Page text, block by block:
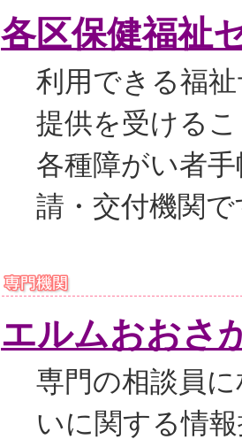
各区保健福祉
利用できる福
提供を受ける
各種障がい者
請・交付機関
エルムおおさ
専門の相談員
いに関する情